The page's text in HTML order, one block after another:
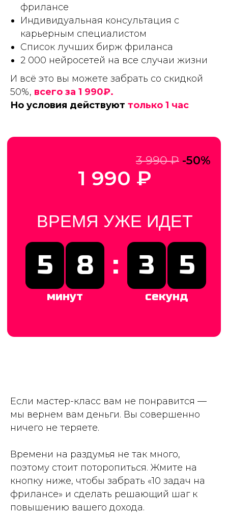
фрилансе
Индивидуальная консультация с
карьерным специалистом
Список лучших бирж фриланса
2 000 нейросетей на все случаи жизни
И всё это вы можете забрать со скидкой
50%, всего за 1 990₽.
Но условия действуют только 1 час
Если мастер-класс вам не понравится —
мы вернем вам деньги. Вы совершенно
ничего не теряете.
Времени на раздумья не так много,
поэтому стоит поторопиться. Жмите на
кнопку ниже, чтобы забрать «10 задач на
фрилансе» и сделать решающий шаг к
повышению вашего дохода.